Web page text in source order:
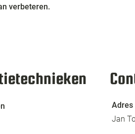
verbeteren.
Adres
Jan